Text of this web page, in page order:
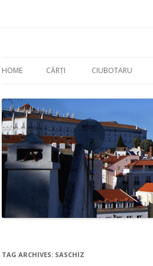
HOME CĂRȚI CIUBOTARU
TAG ARCHIVES: SASCHIZ